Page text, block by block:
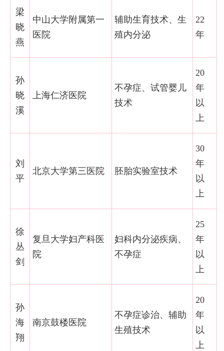
梁
晓
燕
中山大学附属第一
医院
辅助生育技术、生
殖内分泌
22
年
孙
晓
溪
上海仁济医院
不孕症、试管婴儿
技术
20
年
以
上
刘
平
北京大学第三医院 胚胎实验室技术
30
年
以
上
徐
丛
剑
复旦大学妇产科医
院
妇科内分泌疾病、
不孕症
25
年
以
上
孙
海
翔
南京鼓楼医院
不孕症诊治、辅助
生殖技术
20
年
以
上